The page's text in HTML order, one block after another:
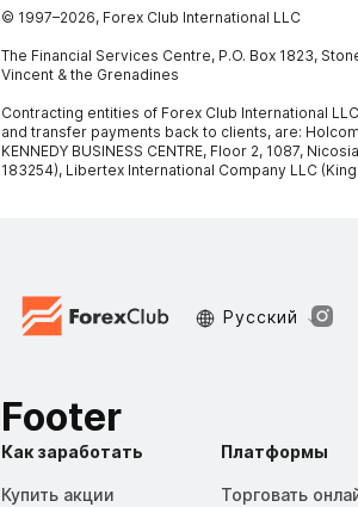
© 1997–2026, Forex Club International LLC
The Financial Services Centre, P.O. Box 1823,
Vincent & the Grenadines
Contracting entities of Forex Club International
and transfer payments back to clients, are:
KENNEDY BUSINESS CENTRE, Floor 2, 1087,
183254), Libertex International Company LLC
Русский
Footer
Как заработать
Купить акции
Платформы
Торговать